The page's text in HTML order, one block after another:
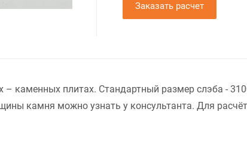
Заказать расчет
– каменных плитах. Стандартный размер слэба -
камня можно узнать у консультанта. Для